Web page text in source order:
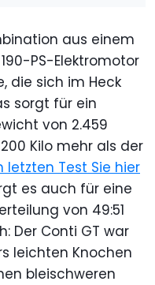
aus einem
PS-Elektromotor
die sich im Heck
sorgt für ein
von 2.459
Kilo mehr als der
letzten Test Sie hier
es auch für eine
von 49:51
Der Conti GT war
leichten Knochen
bleischweren